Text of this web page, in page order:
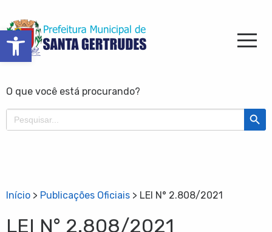
Barra de Ferramentas Aberta
O que você está procurando?
Search
for:
Search
Início > Publicações Oficiais > LEI N° 2.808/2021
LEI N° 2.808/2021